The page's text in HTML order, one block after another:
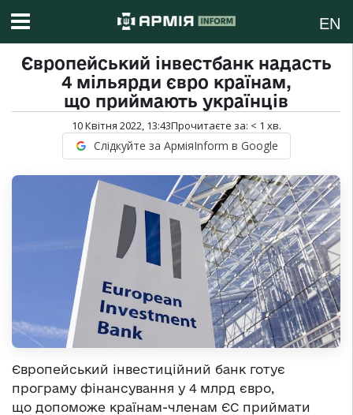
EN
Європейський інвестбанк надасть
4 мільярди євро країнам,
що приймають українців
10 Квітня 2022, 13:43Прочитаєте за: < 1 хв.
Слідкуйте за АрміяInform в Google
Європейський інвестиційний банк готує
програму фінансування у 4 млрд євро,
що допоможе країнам-членам ЄС приймати